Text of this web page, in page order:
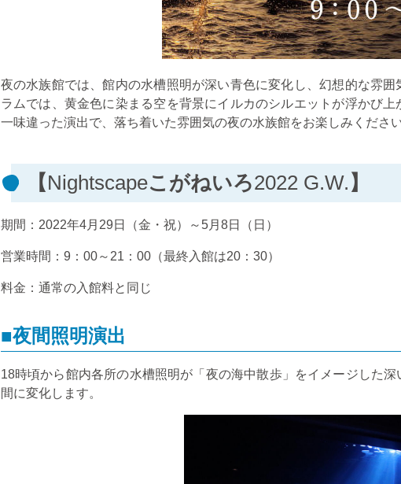
夜の水族館では、館内の水槽照明が深い青色に変化し、幻想的な雰
ラムでは、黄金色に染まる空を背景にイルカのシルエットが浮かび
一味違った演出で、落ち着いた雰囲気の夜の水族館をお楽しみください
【 Nightscapeこがねいろ2022 G.W. 】
期間： 2022年4月 29日（金・祝）～ 5月8日（日）
営業時間： 9 ： 00～ 21 ： 00（最終入館は20： 30）
料金：通常の入館料と同じ
■夜間照明演出
18時頃から館内各所の水槽照明が「夜の海中散歩」をイメージした
間に変化します。